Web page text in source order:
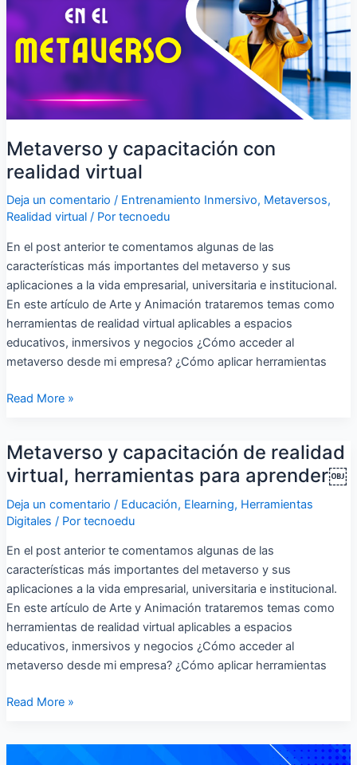
Metaverso y capacitación con
realidad virtual
Deja un comentario / Entrenamiento Inmersivo, Metaversos,
Realidad virtual/ Por tecnoedu
En el post anterior te comentamos algunas de las
características más importantes del metaverso y sus
aplicaciones a la vida empresarial, universitaria e institucional.
En este artículo de Arte y Animación trataremos temas como
herramientas de realidad virtual aplicables a espacios
educativos, inmersivos y negocios ¿Cómo acceder al
metaverso desde mi empresa? ¿Cómo aplicar herramientas
realidad
Read More »
Metaverso y capacitación de realidad
virtual, herramientas para aprender￼
Deja un comentario / Educación, Elearning, Herramientas
Digitales / Por tecnoedu
En el post anterior te comentamos algunas de las
características más importantes del metaverso y sus
aplicaciones a la vida empresarial, universitaria e institucional.
En este artículo de Arte y Animación trataremos temas como
herramientas de realidad virtual aplicables a espacios
educativos, inmersivos y negocios ¿Cómo acceder al
metaverso desde mi empresa? ¿Cómo aplicar herramientas
Metaverso
y
capacitación
de
realidad
virtual,
herramientas
para
aprender
￼
Read More »